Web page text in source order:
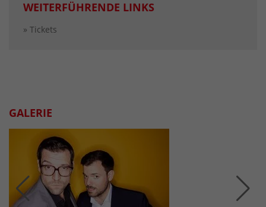
WEITERFÜHRENDE LINKS
» Tickets
GALERIE